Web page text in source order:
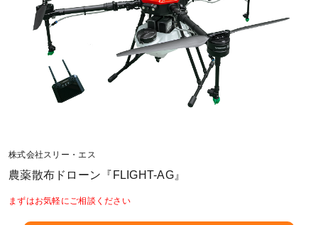
株式会社スリー・エス
農薬散布ドローン『FLIGHT-AG』
まずはお気軽にご相談ください